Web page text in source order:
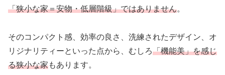
「狭小な家＝安物・低層階級」ではありません。
そのコンパクト感、効率の良さ、洗練されたデザイン、オ
リジナリティーといった点から、むしろ「機能美」を感じ
る狭小な家もあります。